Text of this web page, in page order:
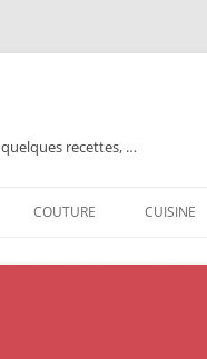
recettes, …
COUTURE CUISINE